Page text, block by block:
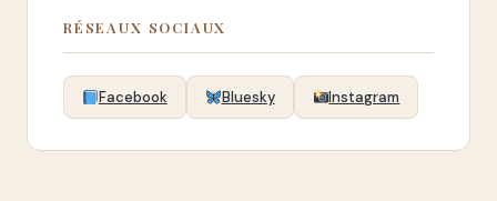
RÉSEAUX SOCIAUX
Facebook Bluesky Instagram